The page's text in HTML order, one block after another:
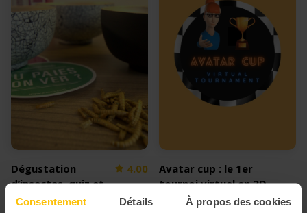
Consentement Détails À propos des cookies
Dégustation
d’insectes, quiz et
recettes
4.00
Avatar cup : le 1er
tournoi virtuel en 3D
💪Renforcez l'esprit de